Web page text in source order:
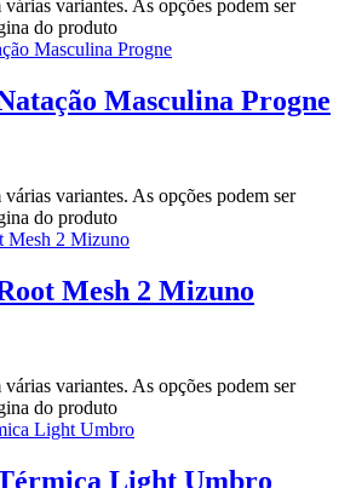
variantes. As opções podem ser
do produto
Masculina Progne
variantes. As opções podem ser
do produto
Mesh 2 Mizuno
variantes. As opções podem ser
do produto
Light Umbro